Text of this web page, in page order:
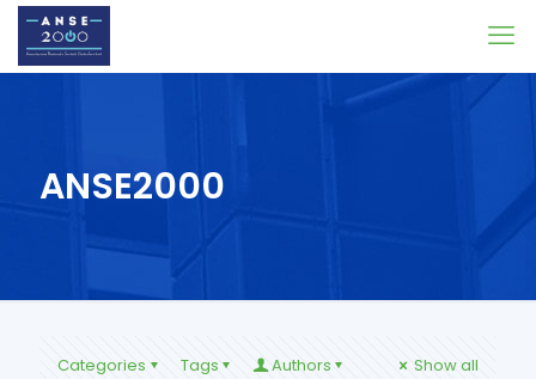
ANSE2000
Categories Tags Authors Show all